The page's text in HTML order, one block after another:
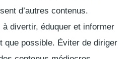
d’autres contenus.
à divertir, éduquer et informer
que possible. Éviter de diriger